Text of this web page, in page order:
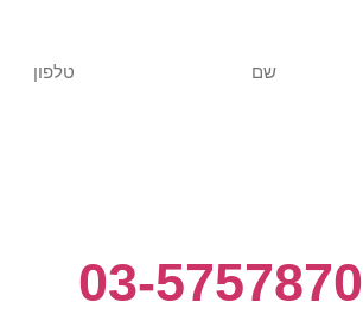
03-5757870